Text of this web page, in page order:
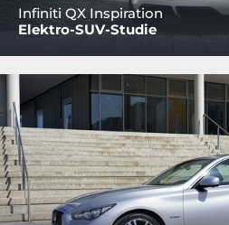
Infiniti QX Inspiration
Elektro-SUV-Studie